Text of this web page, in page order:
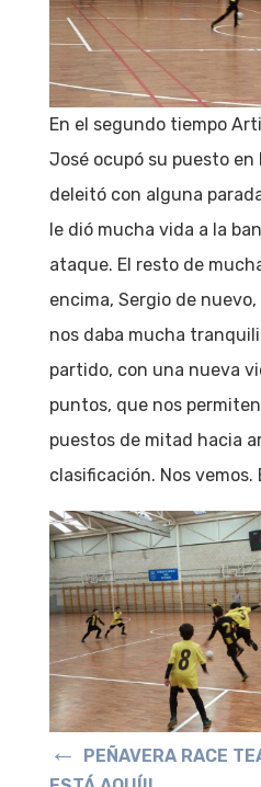
En el segundo tiempo
José ocupó su puesto en
deleitó con alguna
le dió mucha vida a la
ataque. El resto de
encima, Sergio de
nos daba mucha
partido, con una nueva
puntos, que nos
puestos de mitad hacia
clasificación. Nos vemos.
←
PEÑAVERA RACE